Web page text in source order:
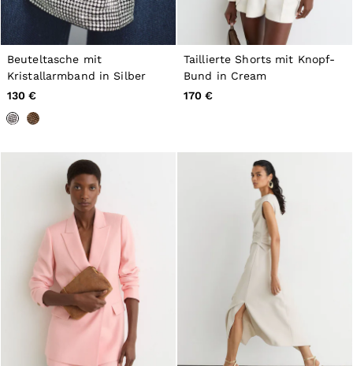
Beuteltasche mit
Kristallarmband in Silber
130 €
Taillierte Shorts mit Knopf-
Bund in Cream
170 €